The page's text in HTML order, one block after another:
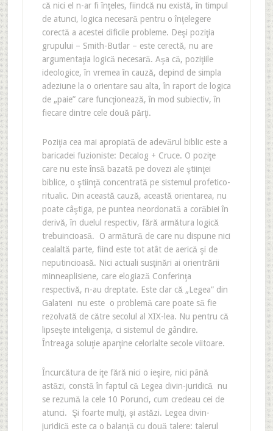
că nici el n-ar fi înţeles, fiindcă nu există, în timpul
de atunci, logica necesară pentru o înţelegere
corectă a acestei dificile probleme. Deşi poziţia
grupului – Smith-Butlar – este cerectă, nu are
argumentaţia logică necesară. Aşa că, poziţiile
ideologice, în vremea în cauză, depind de simpla
adeziune la o orientare sau alta, în raport de logica
de „paie” care funcţionează, în mod subiectiv, în
fiecare dintre cele două părţi.
Poziţia cea mai apropiată de adevărul biblic este a
baricadei fuzioniste: Decalog + Cruce. O poziţe
care nu este însă bazată pe dovezi ale ştiinţei
biblice, o ştiinţă concentrată pe sistemul profetico-
ritualic. Din această cauză, această orientarea, nu
poate câştiga, pe puntea neordonată a corăbiei în
derivă, în duelul respectiv, fără armătura logică
trebuincioasă. O armătură de care nu dispune nici
cealaltă parte, fiind este tot atât de aerică şi de
neputincioasă. Nici actuali susţinări ai orientrării
minneaplisiene, care elogiază Conferinţa
respectivă, n-au dreptate. Este clar că „Legea” din
Galateni nu este o problemă care poate să fie
rezolvată de către secolul al XIX-lea. Nu pentru că
lipseşte inteligenţa, ci sistemul de gândire.
Întreaga soluţie aparţine celorlalte secole viitoare.
Încurcătura de iţe fără nici o ieşire, nici până
astăzi, constă în faptul că Legea divin-juridică nu
se rezumă la cele 10 Porunci, cum credeau cei de
atunci. Şi foarte mulţi, şi astăzi. Legea divin-
juridică este ca o balanţă cu două talere: talerul